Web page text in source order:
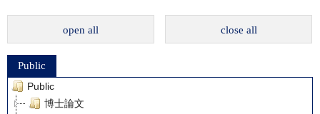
open all close all
Public
Public
博士論文